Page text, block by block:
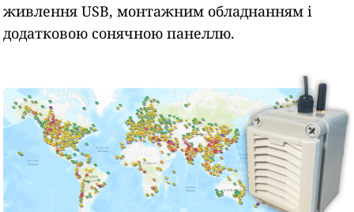
живлення USB, монтажним обладнанням і
додатковою сонячною панеллю.